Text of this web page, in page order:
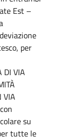
Est –
per
DI VIA
VIA
su
tutte le